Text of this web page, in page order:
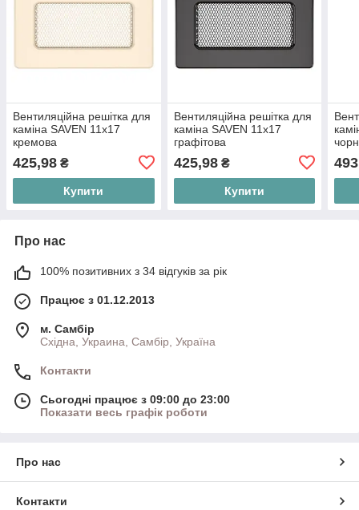
Вентиляційна решітка для
каміна SAVEN 11х17
кремова
425,98 ₴
Купити
Вентиляційна решітка для
каміна SAVEN 11х17
графітова
425,98₴
Купити
Про нас
100% позитивних з 34 відгуків за рік
Працює з 01.12.2013
м. Самбір
Східна, Украина, Самбір, Україна
Контакти
Сьогодні працює з 09:00 до 23:00
Показати весь графік роботи
Про нас
Контакти